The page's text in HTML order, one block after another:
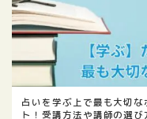
占いを学ぶ上で最も大切な
ト！受講方法や講師の選び